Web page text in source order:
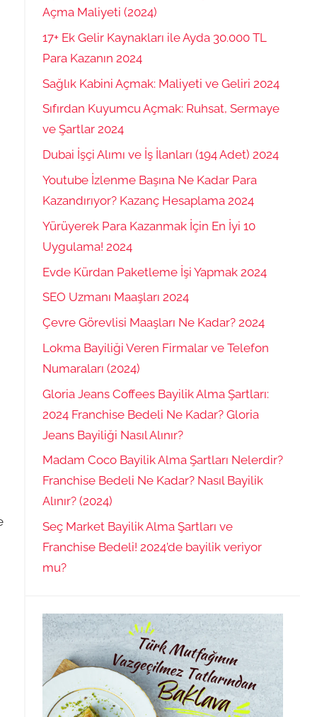
Açma Maliyeti (2024)
17+ Ek Gelir Kaynakları ile Ayda 30.000 TL
Para Kazanın 2024
Sağlık Kabini Açmak: Maliyeti ve Geliri 2024
Sıfırdan Kuyumcu Açmak: Ruhsat, Sermaye
ve Şartlar 2024
Dubai İşçi Alımı ve İş İlanları (194 Adet) 2024
Youtube İzlenme Başına Ne Kadar Para
Kazandırıyor? Kazanç Hesaplama 2024
Yürüyerek Para Kazanmak İçin En İyi 10
Uygulama! 2024
Evde Kürdan Paketleme İşi Yapmak 2024
SEO Uzmanı Maaşları 2024
Çevre Görevlisi Maaşları Ne Kadar? 2024
Lokma Bayiliği Veren Firmalar ve Telefon
Numaraları (2024)
Gloria Jeans Coffees Bayilik Alma Şartları:
2024 Franchise Bedeli Ne Kadar? Gloria
Jeans Bayiliği Nasıl Alınır?
Madam Coco Bayilik Alma Şartları Nelerdir?
Franchise Bedeli Ne Kadar? Nasıl Bayilik
Alınır? (2024)
Seç Market Bayilik Alma Şartları ve
Franchise Bedeli! 2024’de bayilik veriyor
mu?